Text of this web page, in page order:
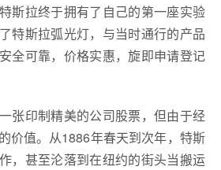
斯拉终于拥有了自己的第一座实验
特斯拉弧光灯，与当时通行的产品
全可靠，价格实惠，旋即申请登记
张印制精美的公司股票，但由于经
价值。从1886年春天到次年，特斯
，甚至沦落到在纽约的街头当搬运